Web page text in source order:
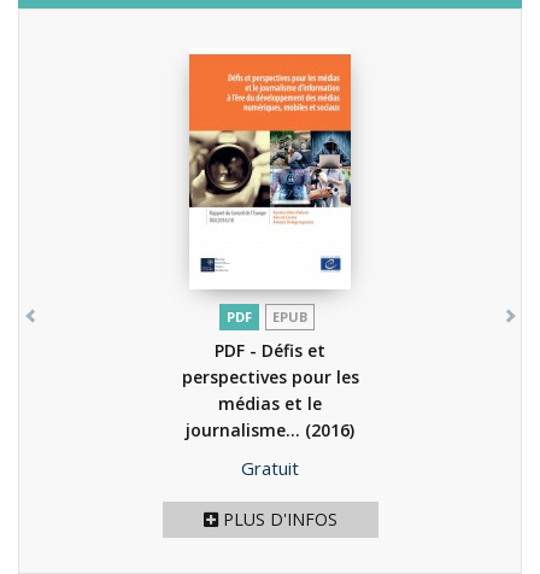
PDF EPUB
PDF - Défis et
perspectives pour les
médias et le
journalisme... (2016)
Prix
Gratuit
PLUS D'INFOS